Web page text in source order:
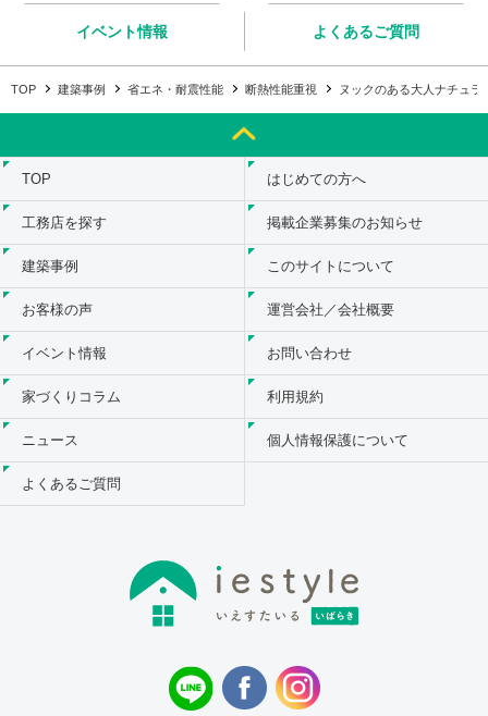
イベント情報 よくあるご質問
TOP 建築事例 省エネ・耐震性能 断熱性能重視 ヌックのある大人ナチュラ
TOP
工務店を探す
建築事例
お客様の声
イベント情報
家づくりコラム
ニュース
よくあるご質問
はじめての方へ
掲載企業募集のお知らせ
このサイトについて
運営会社／会社概要
お問い合わせ
利用規約
個人情報保護について